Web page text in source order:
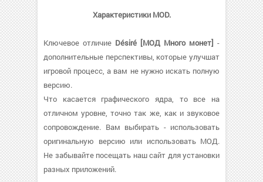
Характеристики MOD.
Ключевое отличие Désiré [МОД Много монет] -
дополнительные перспективы, которые улучшат
игровой процесс, а вам не нужно искать полную
версию.
Что касается графического ядра, то все на
отличном уровне, точно так же, как и звуковое
сопровождение. Вам выбирать - использовать
оригинальную версию или использовать МОД.
Не забывайте посещать наш сайт для установки
разных приложений.